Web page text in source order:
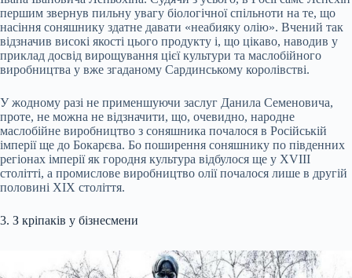
першим звернув пильну увагу біологічної спільноти на те, що
насіння соняшнику здатне давати «неабияку олію». Вчений так
відзначив високі якості цього продукту і, що цікаво, наводив у
приклад досвід вирощування цієї культури та маслобійного
виробництва у вже згаданому Сардинському королівстві.
У жодному разі не применшуючи заслуг Данила Семеновича,
проте, не можна не відзначити, що, очевидно, народне
маслобійне виробництво з соняшника почалося в Російській
імперії ще до Бокарєва. Бо поширення соняшнику по південних
регіонах імперії як городня культура відбулося ще у XVIII
столітті, а промислове виробництво олії почалося лише в другій
половині XIX століття.
3. З кріпаків у бізнесмени